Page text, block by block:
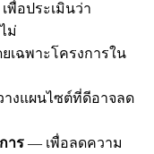
พื่อประเมินว่า
ม่
เฉพาะโครงการใน
งแผนไซต์ที่ดีอาจลด
าร — เพื่อลดความ